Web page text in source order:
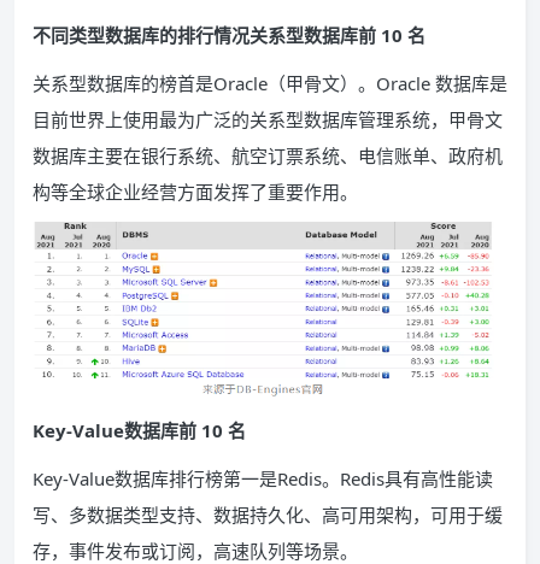
不同类型数据库的排行情况关系型数据库前 10 名
关系型数据库的榜首是Oracle（甲骨文）。Oracle 数据库是
目前世界上使用最为广泛的关系型数据库管理系统，甲骨文
数据库主要在银行系统、航空订票系统、电信账单、政府机
构等全球企业经营方面发挥了重要作用。
Key-Value数据库前 10 名
Key-Value数据库排行榜第一是Redis。Redis具有高性能读
写、多数据类型支持、数据持久化、高可用架构，可用于缓
存，事件发布或订阅，高速队列等场景。